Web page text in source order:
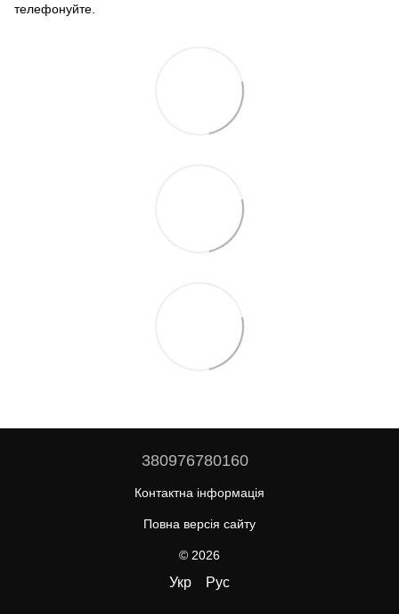
телефонуйте.
380976780160
Контактна інформація
Повна версія сайту
© 2026
Укр Рус